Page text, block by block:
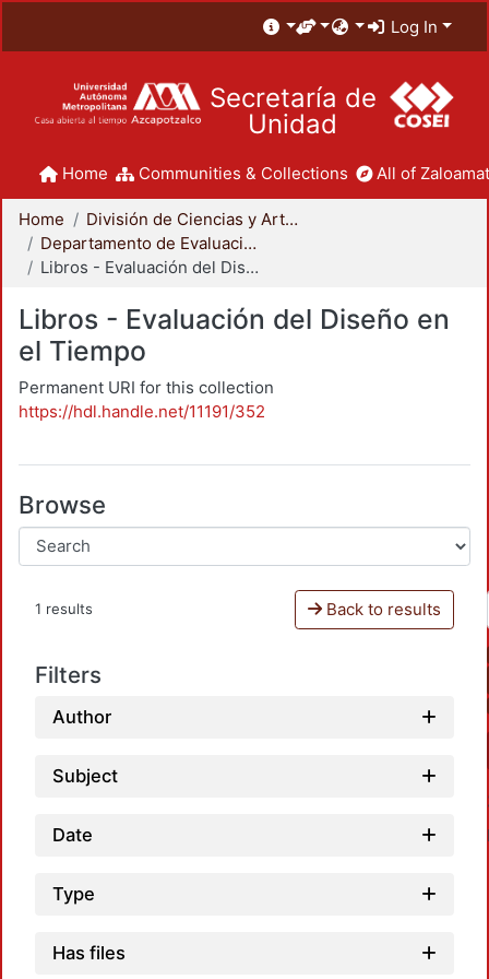
Log In
Secretaría de
Unidad
Home Communities & Collections All of
Home
División de Ciencias y Artes para el Diseño
Departamento de Evaluación del Diseño en el Tiempo
Libros - Evaluación del Diseño en el Tiempo
Libros - Evaluación del Diseño en
el Tiempo
Permanent URI for this collection
https://hdl.handle.net/11191/352
Browse
1 results Back to results
Filters
Author
Subject
Date
Type
Has files